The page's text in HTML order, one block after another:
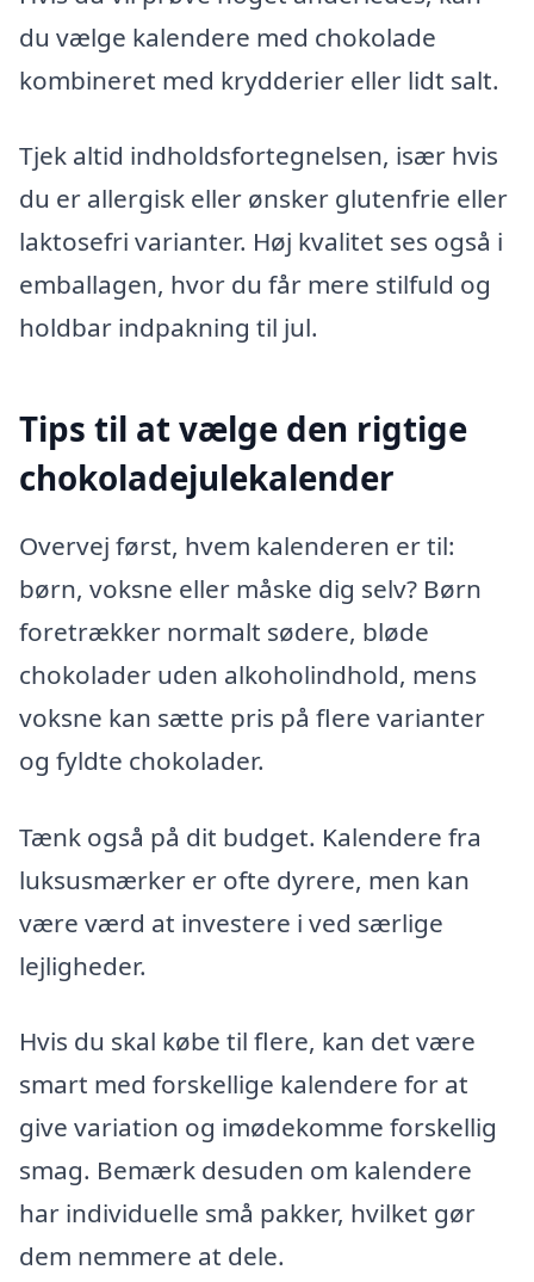
du vælge kalendere med chokolade
kombineret med krydderier eller lidt salt.
Tjek altid indholdsfortegnelsen, især hvis
du er allergisk eller ønsker glutenfrie eller
laktosefri varianter. Høj kvalitet ses også i
emballagen, hvor du får mere stilfuld og
holdbar indpakning til jul.
Tips til at vælge den rigtige
chokoladejulekalender
Overvej først, hvem kalenderen er til:
børn, voksne eller måske dig selv? Børn
foretrækker normalt sødere, bløde
chokolader uden alkoholindhold, mens
voksne kan sætte pris på flere varianter
og fyldte chokolader.
Tænk også på dit budget. Kalendere fra
luksusmærker er ofte dyrere, men kan
være værd at investere i ved særlige
lejligheder.
Hvis du skal købe til flere, kan det være
smart med forskellige kalendere for at
give variation og imødekomme forskellig
smag. Bemærk desuden om kalendere
har individuelle små pakker, hvilket gør
dem nemmere at dele.